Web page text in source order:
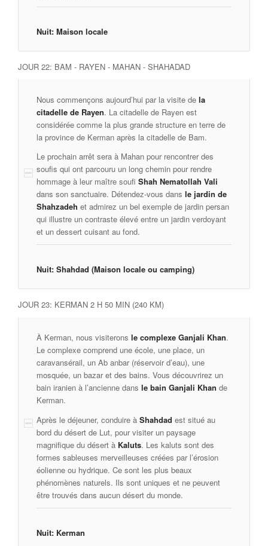
Nuit: Maison locale
JOUR 22: BAM - RAYEN - MAHAN - SHAHADAD
Nous commençons aujourd’hui par la visite de la
citadelle de Rayen. La citadelle de Rayen est
considérée comme la plus grande structure en terre de
la province de Kerman après la citadelle de Bam.
Le prochain arrêt sera à Mahan pour rencontrer des
soufis qui ont parcouru un long chemin pour rendre
hommage à leur maître soufi Shah Nematollah Vali
dans son sanctuaire. Détendez-vous dans le jardin de
Shahzadeh et admirez un bel exemple de jardin persan
qui illustre un contraste élevé entre un jardin verdoyant
et un dessert cuisant au fond.
Nuit: Shahdad (Maison locale ou camping)
JOUR 23: KERMAN 2 H 50 MIN (240 KM)
À Kerman, nous visiterons le complexe Ganjali Khan.
Le complexe comprend une école, une place, un
caravansérail, un Ab anbar (réservoir d’eau), une
mosquée, un bazar et des bains. Vous découvrirez un
bain iranien à l’ancienne dans le bain Ganjali Khan de
Kerman.
Après le déjeuner, conduire à Shahdad est situé au
bord du désert de Lut, pour visiter un paysage
magnifique du désert à Kaluts. Les kaluts sont des
formes sableuses merveilleuses créées par l’érosion
éolienne ou hydrique. Ce sont les plus beaux
phénomènes naturels. Ils sont uniques et ne peuvent
être trouvés dans aucun désert du monde.
Nuit: Kerman